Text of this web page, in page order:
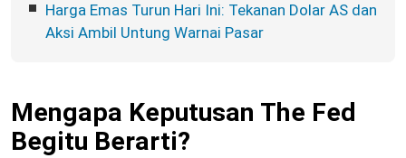
Harga Emas Turun Hari Ini: Tekanan Dolar AS dan
Aksi Ambil Untung Warnai Pasar
Mengapa Keputusan The Fed
Begitu Berarti?